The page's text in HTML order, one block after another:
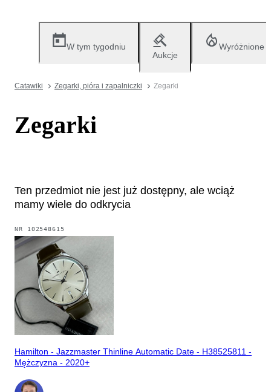
W tym tygodniu
Aukcje
Wyróżnione
Catawiki Zegarki, pióra i zapalniczki Zegarki
Zegarki
Ten przedmiot nie jest już dostępny, ale wciąż
mamy wiele do odkrycia
NR 102548615
Hamilton - Jazzmaster Thinline Automatic Date - H38525811 -
Mężczyzna - 2020+